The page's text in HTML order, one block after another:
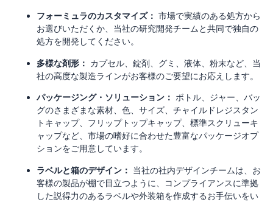
フォーミュラのカスタマイズ： 市場で実績のある処方から
お選びいただくか、当社の研究開発チームと共同で独自の
処方を開発してください。
多様な剤形： カプセル、錠剤、グミ、液体、粉末など、当
社の高度な製造ラインがお客様のご要望にお応えします。
パッケージング・ソリューション： ボトル、ジャー、バッ
グのさまざまな素材、色、サイズ、チャイルドレジスタン
トキャップ、フリップトップキャップ、標準スクリューキ
ャップなど、市場の嗜好に合わせた豊富なパッケージオプ
ションをご用意しています。
ラベルと箱のデザイン： 当社の社内デザインチームは、お
客様の製品が棚で目立つように、コンプライアンスに準拠
した説得力のあるラベルや外装箱を作成するお手伝いをい